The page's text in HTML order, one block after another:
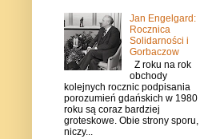
Jan Engelgard:
Rocznica
Solidarności i
Gorbaczow
Z roku na rok
obchody
kolejnych rocznic podpisania
porozumień gdańskich w 1980
roku są coraz bardziej
groteskowe. Obie strony sporu,
niczy...